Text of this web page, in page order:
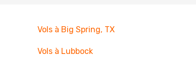
Vols à Big Spring, TX
Vols à Lubbock